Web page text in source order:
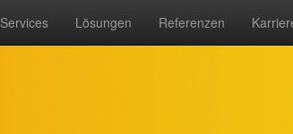
Services Lösungen Referenzen